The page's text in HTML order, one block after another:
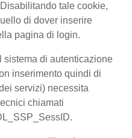
tale cookie,
di dover inserire
pagina di login.
sistema di autenticazione
inserimento quindi di
servizi) necessita
chiamati